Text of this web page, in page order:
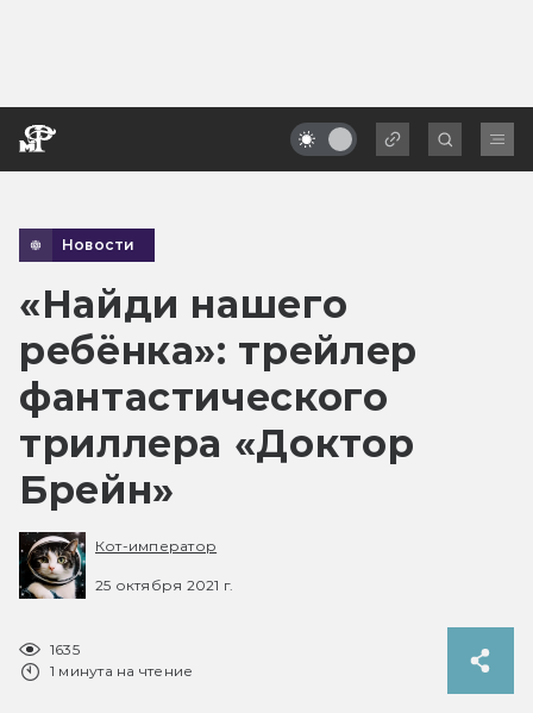
Новости
«Найди нашего
ребёнка»: трейлер
фантастического
триллера «Доктор
Брейн»
Кот-император
25 октября 2021 г.
1635
1 минута на чтение